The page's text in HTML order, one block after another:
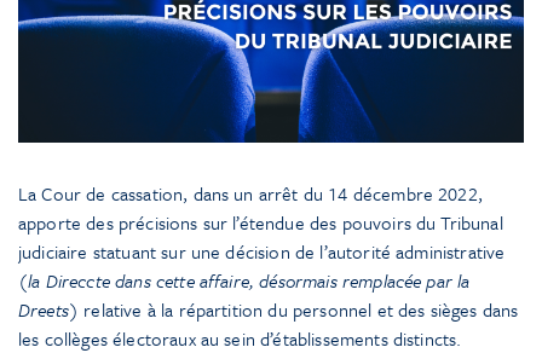
La Cour de cassation, dans un arrêt du 14 décembre 2022,
apporte des précisions sur l’étendue des pouvoirs du Tribunal
judiciaire statuant sur une décision de l’autorité administrative
(la Direccte dans cette affaire, désormais remplacée par la
Dreets) relative à la répartition du personnel et des sièges dans
les collèges électoraux au sein d’établissements distincts.